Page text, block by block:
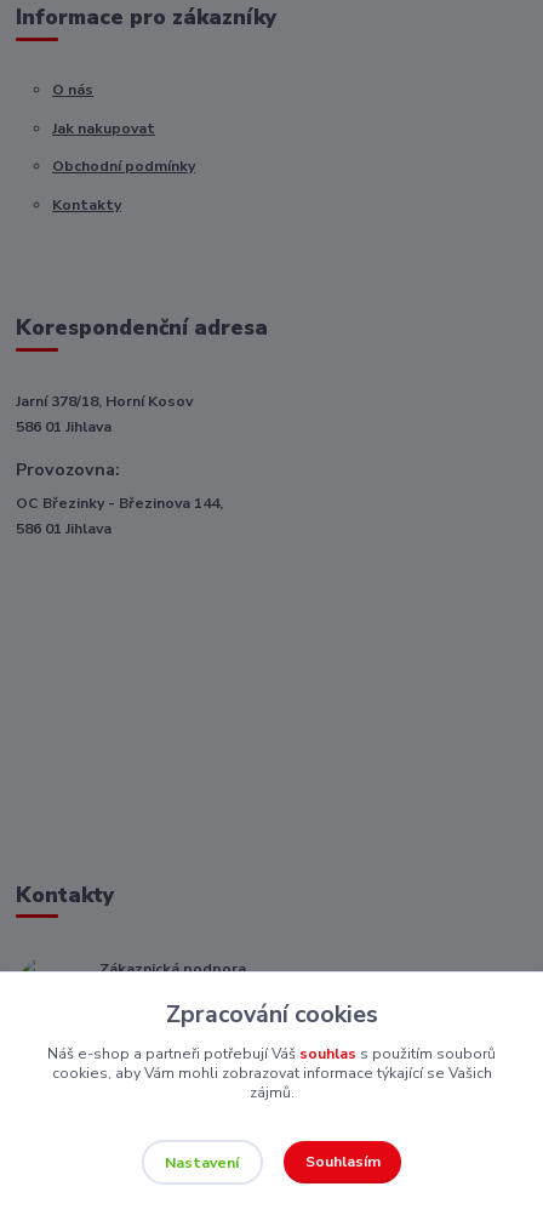
Informace pro zákazníky
O nás
Jak nakupovat
Obchodní podmínky
Kontakty
Korespondenční adresa
Jarní 378/18, Horní Kosov
586 01 Jihlava
Provozovna:
OC Březinky - Březinova 144,
586 01 Jihlava
Kontakty
Zákaznická podpora
(Po-Pá, 8-16 hod.)
eshop@piskutekzs.cz
Zpracování cookies
Náš e-shop a partneři potřebují Váš souhlas s použitím souborů
cookies, aby Vám mohli zobrazovat informace týkající se Vašich
zájmů.
Nastavení Souhlasím